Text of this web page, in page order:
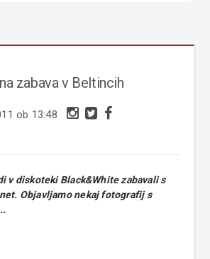
zabava v Beltincih
ob 13:48
v diskoteki Black&White zabavali s
Objavljamo nekaj fotografij s